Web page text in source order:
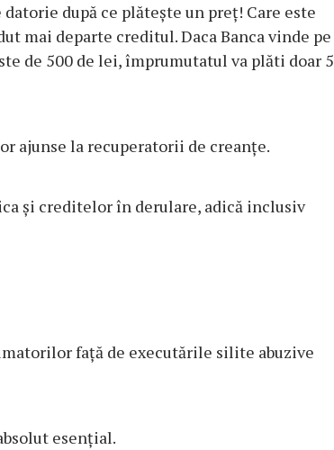
după ce plătește un preț! Care este
mai departe creditul. Daca Banca vinde pe
de 500 de lei, împrumutatul va plăti doar 5
ajunse la recuperatorii de creanțe.
și creditelor în derulare, adică inclusiv
față de executările silite abuzive
esențial.